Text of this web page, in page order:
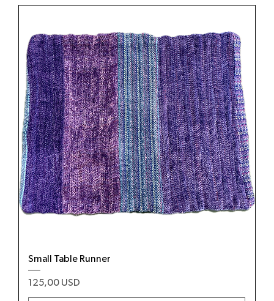
Small Table Runner
Prezzo
125,00 USD